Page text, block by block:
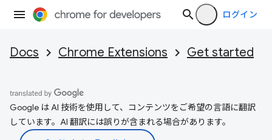
ログイン
Docs Chrome Extensions Get started
Google は AI 技術を使用して、コンテンツをご希望の言語に翻訳
しています。AI 翻訳には誤りが含まれる場合があります。